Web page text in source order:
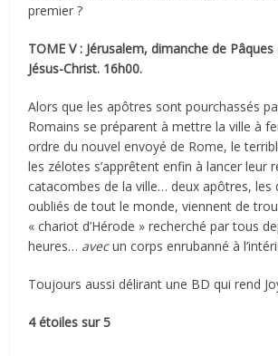
premier ?
TOME V : Jérusalem, dimanche de Pâques
Jésus-Christ. 16h00.
Alors que les apôtres sont pourchassés
Romains se préparent à mettre la ville à
ordre du nouvel envoyé de Rome, le
les zélotes s’apprêtent enfin à lancer leur
catacombes de la ville… deux apôtres, les
oubliés de tout le monde, viennent de
« chariot d’Hérode » recherché par tous
heures… avecun corps enrubanné à
Toujours aussi délirant une BD qui rend
4 étoiles sur 5